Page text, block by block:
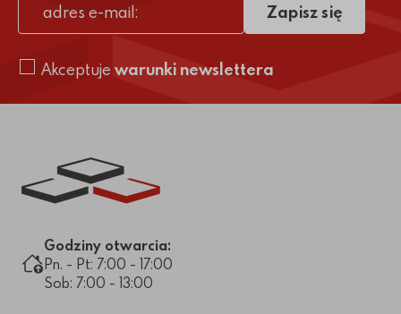
adres e-mail
Akceptuje warunki newslettera
Zapisz się
Link do strony głównej
Godziny otwarcia:
Pn. - Pt: 7:00 - 17:00
Sob: 7:00 - 13:00